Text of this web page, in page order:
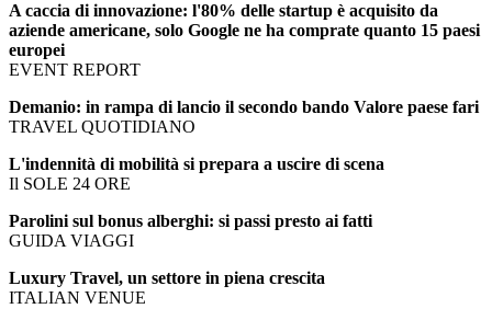
A caccia di innovazione: l'80% delle startup è acquisito da
aziende americane, solo Google ne ha comprate quanto 15 paesi
europei
EVENT REPORT
Demanio: in rampa di lancio il secondo bando Valore paese fari
TRAVEL QUOTIDIANO
L'indennità di mobilità si prepara a uscire di scena
Il SOLE 24 ORE
Parolini sul bonus alberghi: si passi presto ai fatti
GUIDA VIAGGI
Luxury Travel, un settore in piena crescita
ITALIAN VENUE